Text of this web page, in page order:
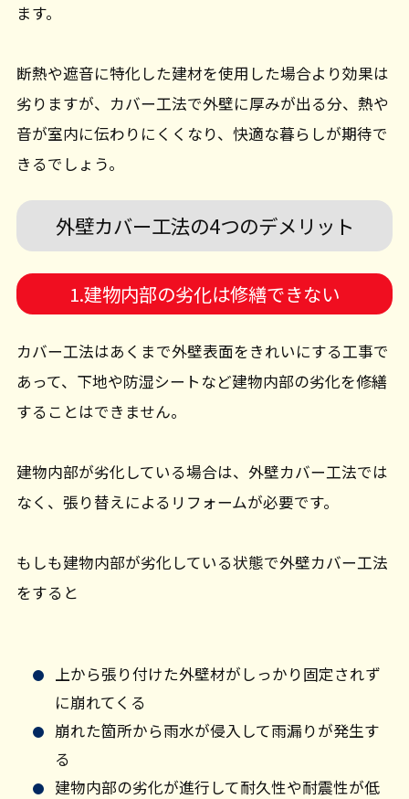
ます。
断熱や遮音に特化した建材を使用した場合より効果は
劣りますが、カバー工法で外壁に厚みが出る分、熱や
音が室内に伝わりにくくなり、快適な暮らしが期待で
きるでしょう。
外壁カバー工法の4つのデメリット
1.建物内部の劣化は修繕できない
カバー工法はあくまで外壁表面をきれいにする工事で
あって、下地や防湿シートなど建物内部の劣化を修繕
することはできません。
建物内部が劣化している場合は、外壁カバー工法では
なく、張り替えによるリフォームが必要です。
もしも建物内部が劣化している状態で外壁カバー工法
をすると
上から張り付けた外壁材がしっかり固定されず
に崩れてくる
崩れた箇所から雨水が侵入して雨漏りが発生す
る
建物内部の劣化が進行して耐久性や耐震性が低